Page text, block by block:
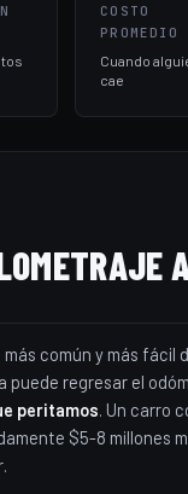
COSTO
PROMEDIO
Cuando
cae
común y más fácil
puede regresar el
peritamos. Un carro
$5-8 millones